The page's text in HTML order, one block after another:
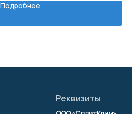
Подробнее